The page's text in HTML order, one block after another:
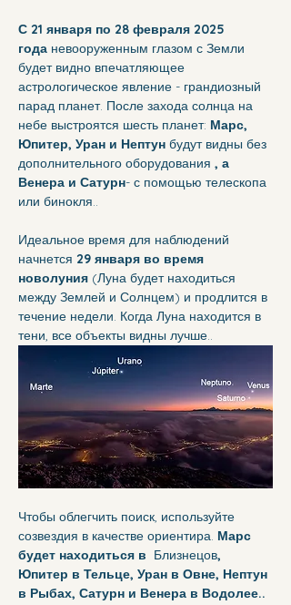
С 21 января по 28 февраля 2025
года невооруженным глазом с Земли
будет видно впечатляющее
астрологическое явление - грандиозный
парад планет. После захода солнца на
небе выстроятся шесть планет: Марс,
Юпитер, Уран и Нептун будут видны без
дополнительного оборудования , а
Венера и Сатурн- с помощью телескопа
или бинокля..
Идеальное время для наблюдений
начнется 29 января во время
новолуния (Луна будет находиться
между Землей и Солнцем) и продлится в
течение недели. Когда Луна находится в
тени, все объекты видны лучше..
Чтобы облегчить поиск, используйте
созвездия в качестве ориентира. Марс
будет находиться в Близнецов,
Юпитер в Тельце, Уран в Овне, Нептун
в Рыбах, Сатурн и Венера в Водолее..